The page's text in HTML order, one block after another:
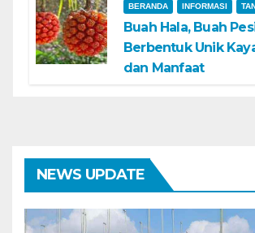
BERANDA INFORMASI
Buah Hala, Buah
Berbentuk Unik
dan Manfaat
NEWS UPDATE